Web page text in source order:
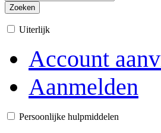
Zoeken
Uiterlijk
Account
Aanmelden
Persoonlijke hulpmiddelen